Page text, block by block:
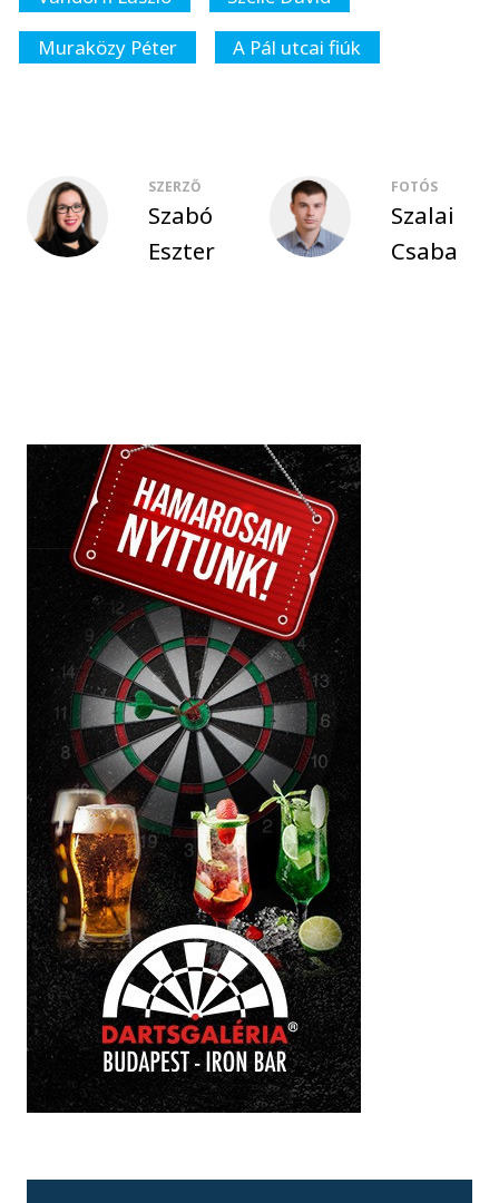
Muraközy Péter
A Pál utcai fiúk
SZERZŐ
Szabó
Eszter
FOTÓS
Szalai
Csaba